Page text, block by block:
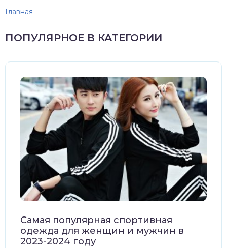
Главная
ПОПУЛЯРНОЕ В КАТЕГОРИИ
Самая популярная спортивная
одежда для женщин и мужчин в
2023-2024 году